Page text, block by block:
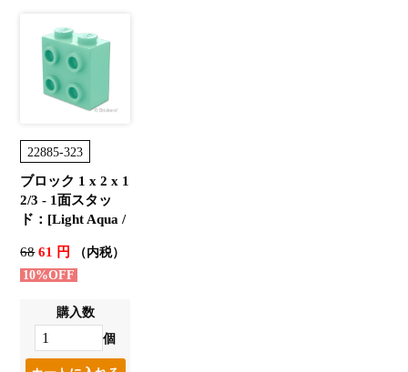
22885-323
ブロック 1 x 2 x 1
2/3 - 1面スタッ
ド：[Light Aqua /
6861 円
（内税）
10%OFF
購入数
個